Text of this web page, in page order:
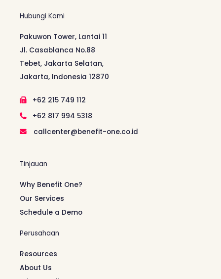
Hubungi Kami
Pakuwon Tower, Lantai 11
Jl. Casablanca No.88
Tebet, Jakarta Selatan,
Jakarta, Indonesia 12870
+62 215 749 112
+62 817 994 5318
callcenter@benefit-one.co.id
Tinjauan
Why Benefit One?
Our Services
Schedule a Demo
Perusahaan
Resources
About Us